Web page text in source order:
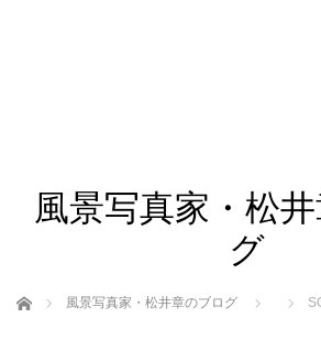
風景写真家・松
グ
ホーム 風景写真家・松井章のブログ